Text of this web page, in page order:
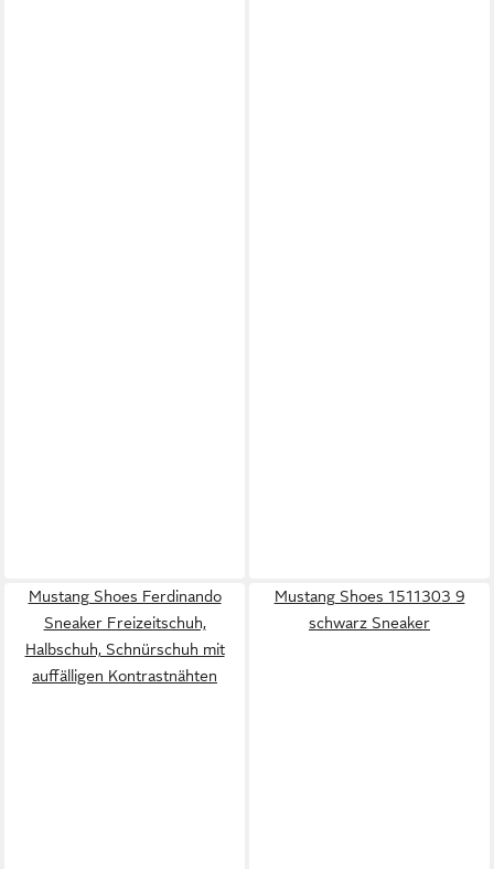
Mustang Shoes Ferdinando
Sneaker Freizeitschuh,
Halbschuh, Schnürschuh mit
auffälligen Kontrastnähten
Mustang Shoes 1511303 9
schwarz Sneaker